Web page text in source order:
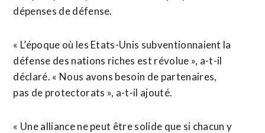
dépenses de défense.
« L’époque où les Etats-Unis subventionnaient la
défense des nations riches est révolue », a-t-il
déclaré. « Nous avons besoin de partenaires,
pas de protectorats », a-t-il ajouté.
« Une alliance ne peut être solide que si chacun y